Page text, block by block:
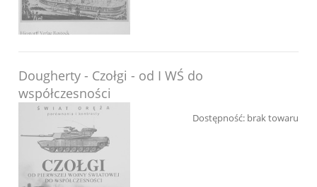
Dougherty - Czołgi - od I WŚ do
współczesności
Dostępność: brak towaru